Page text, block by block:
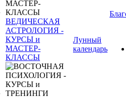
ВЕДИЧЕСКАЯ
АСТРОЛОГИЯ -
КУРСЫ и
МАСТЕР-
КЛАССЫ
Лунный
календарь